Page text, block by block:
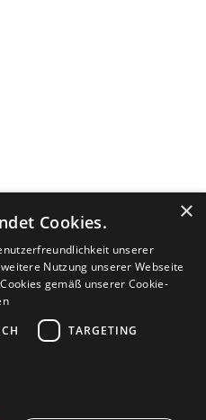
×
Cookies.
unserer
Nutzung unserer Webseite
gemäß unserer Cookie-
TARGETING